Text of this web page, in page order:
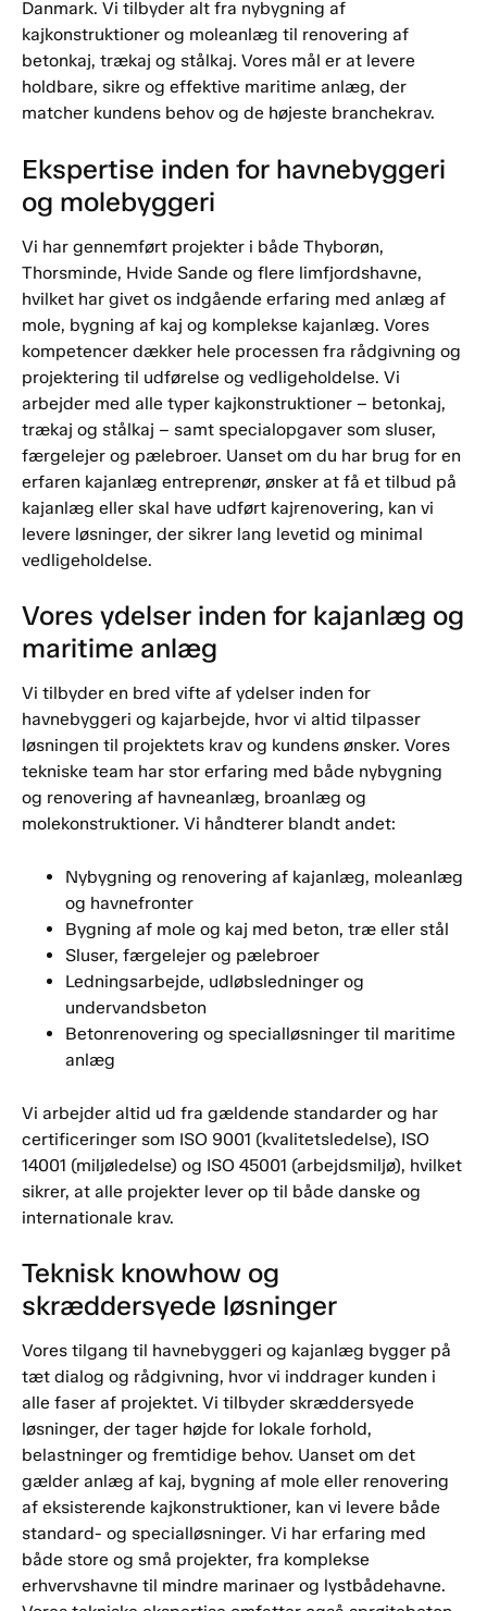
Danmark. Vi tilbyder alt fra nybygning af
kajkonstruktioner og moleanlæg til renovering af
betonkaj, trækaj og stålkaj. Vores mål er at levere
holdbare, sikre og effektive maritime anlæg, der
matcher kundens behov og de højeste branchekrav.
Ekspertise inden for havnebyggeri
og molebyggeri
Vi har gennemført projekter i både Thyborøn,
Thorsminde, Hvide Sande og flere limfjordshavne,
hvilket har givet os indgående erfaring med anlæg af
mole, bygning af kaj og komplekse kajanlæg. Vores
kompetencer dækker hele processen fra rådgivning og
projektering til udførelse og vedligeholdelse. Vi
arbejder med alle typer kajkonstruktioner – betonkaj,
trækaj og stålkaj – samt specialopgaver som sluser,
færgelejer og pælebroer. Uanset om du har brug for en
erfaren kajanlæg entreprenør, ønsker at få et tilbud på
kajanlæg eller skal have udført kajrenovering, kan vi
levere løsninger, der sikrer lang levetid og minimal
vedligeholdelse.
Vores ydelser inden for kajanlæg og
maritime anlæg
Vi tilbyder en bred vifte af ydelser inden for
havnebyggeri og kajarbejde, hvor vi altid tilpasser
løsningen til projektets krav og kundens ønsker. Vores
tekniske team har stor erfaring med både nybygning
og renovering af havneanlæg, broanlæg og
molekonstruktioner. Vi håndterer blandt andet:
Nybygning og renovering af kajanlæg, moleanlæg
og havnefronter
Bygning af mole og kaj med beton, træ eller stål
Sluser, færgelejer og pælebroer
Ledningsarbejde, udløbsledninger og
undervandsbeton
Betonrenovering og specialløsninger til maritime
anlæg
Vi arbejder altid ud fra gældende standarder og har
certificeringer som ISO 9001 (kvalitetsledelse), ISO
14001 (miljøledelse) og ISO 45001 (arbejdsmiljø), hvilket
sikrer, at alle projekter lever op til både danske og
internationale krav.
Teknisk knowhow og
skræddersyede løsninger
Vores tilgang til havnebyggeri og kajanlæg bygger på
tæt dialog og rådgivning, hvor vi inddrager kunden i
alle faser af projektet. Vi tilbyder skræddersyede
løsninger, der tager højde for lokale forhold,
belastninger og fremtidige behov. Uanset om det
gælder anlæg af kaj, bygning af mole eller renovering
af eksisterende kajkonstruktioner, kan vi levere både
standard- og specialløsninger. Vi har erfaring med
både store og små projekter, fra komplekse
erhvervshavne til mindre marinaer og lystbådehavne.